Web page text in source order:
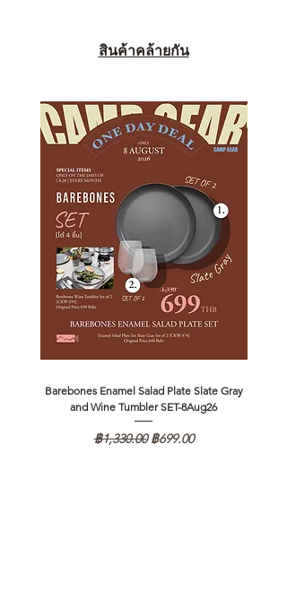
สินค้าคล้ายกัน
Barebones Enamel Salad Plate Slate Gray
and Wine Tumbler SET-8Aug26
ราคาปกติ
฿1,330.00 ราคาขายลด
฿699.00